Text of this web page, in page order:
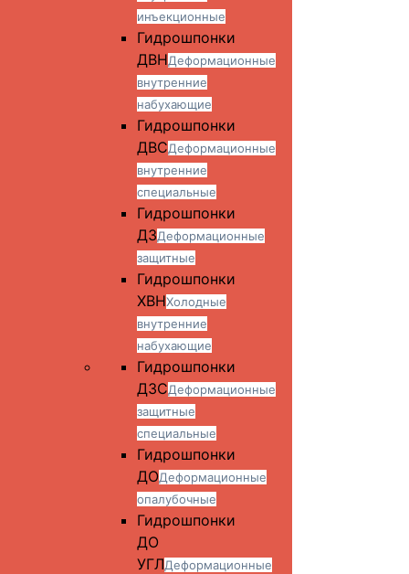
инъекционные
Гидрошпонки
ДВНДеформационные
внутренние
набухающие
Гидрошпонки
ДВСДеформационные
внутренние
специальные
Гидрошпонки
ДЗДеформационные
защитные
Гидрошпонки
ХВНХолодные
внутренние
набухающие
Гидрошпонки
ДЗСДеформационные
защитные
специальные
Гидрошпонки
ДОДеформационные
опалубочные
Гидрошпонки
ДО
УГЛДеформационные